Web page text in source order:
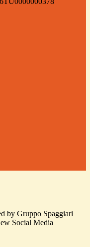
by Gruppo Spaggiari
Social Media